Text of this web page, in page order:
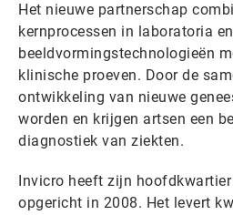
Het nieuwe partnerschap
kernprocessen in laboratoria
beeldvormingstechnologieën
klinische proeven. Door de
ontwikkeling van nieuwe
worden en krijgen artsen een
diagnostiek van ziekten.
Invicro heeft zijn
opgericht in 2008. Het levert